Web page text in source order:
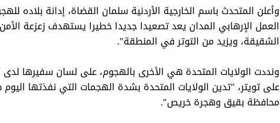
وأعلن المتحدث باسم الخارجية الأردنية سلمان القضاة، إدانة بلاده
العمل الإرهابي المدان يعد تصعيدا جديدا خطيرا يستهدف زعزعة
الشقيقة، ويزيد من التوتر في المنطقة".
ونددت الولايات المتحدة هي الأخرى بالهجوم، على لسان سفيرها
على تويتر، "تدين الولايات المتحدة بشدة الهجمات التي نفذتها
محافظة بقيق وهجرة خريص".